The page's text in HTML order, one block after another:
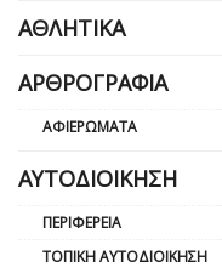
ΑΘΛΗΤΙΚΆ
ΑΡΘΡΟΓΡΑΦΊΑ
ΑΦΙΕΡΏΜΑΤΑ
ΑΥΤΟΔΙΟΊΚΗΣΗ
ΠΕΡΙΦΈΡΕΙΑ
ΤΟΠΙΚΉ ΑΥΤΟΔΙΟΊΚΗΣΗ